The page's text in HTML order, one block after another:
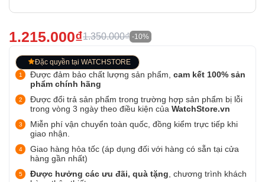
1.215.000₫1.350.000₫ -10%
Đặc quyền tại WATCHSTORE
Được đảm bảo chất lượng sản phẩm, cam kết 100% sản
phẩm chính hãng
Được đổi trả sản phẩm trong trường hợp sản phẩm bị lỗi
trong vòng 3 ngày theo điều kiện của WatchStore.vn
Miễn phí vận chuyển toàn quốc, đồng kiểm trực tiếp khi
giao nhận.
Giao hàng hỏa tốc (áp dụng đối với hàng có sẵn tại cửa
hàng gần nhất)
Được hưởng các ưu đãi, quà tặng , chương trình khách